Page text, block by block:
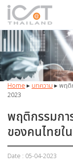
Home▸บทความ▸พฤติ
2023
พฤติกรรมกา
ของคนไทยใ
Date : 05-04-2023